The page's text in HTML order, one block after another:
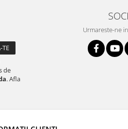
de
. Afla
Urmareste-ne